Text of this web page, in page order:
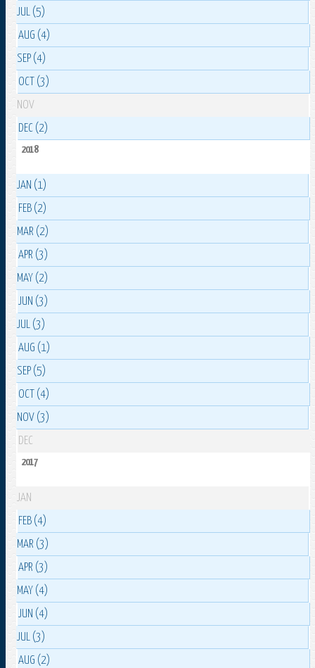
JUL (5)
AUG (4)
SEP (4)
OCT (3)
NOV
DEC (2)
2018
JAN (1)
FEB (2)
MAR (2)
APR (3)
MAY (2)
JUN (3)
JUL (3)
AUG (1)
SEP (5)
OCT (4)
NOV (3)
DEC
2017
JAN
FEB (4)
MAR (3)
APR (3)
MAY (4)
JUN (4)
JUL (3)
AUG (2)